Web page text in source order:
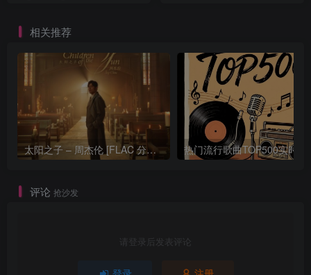
相关推荐
太阳之子 – 周杰伦 [FLAC 分轨 192Khz 24bit]
评论 抢沙发
请登录后发表评论